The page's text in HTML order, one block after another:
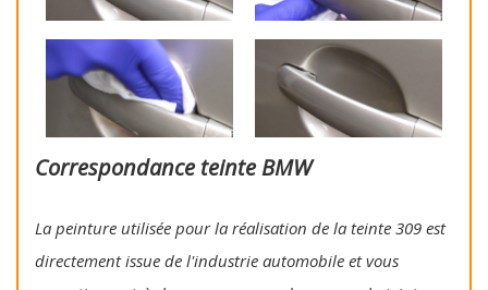
Correspondance teinte BMW
La peinture utilisée pour la réalisation de la teinte 309 est
directement issue de l'industrie automobile et vous